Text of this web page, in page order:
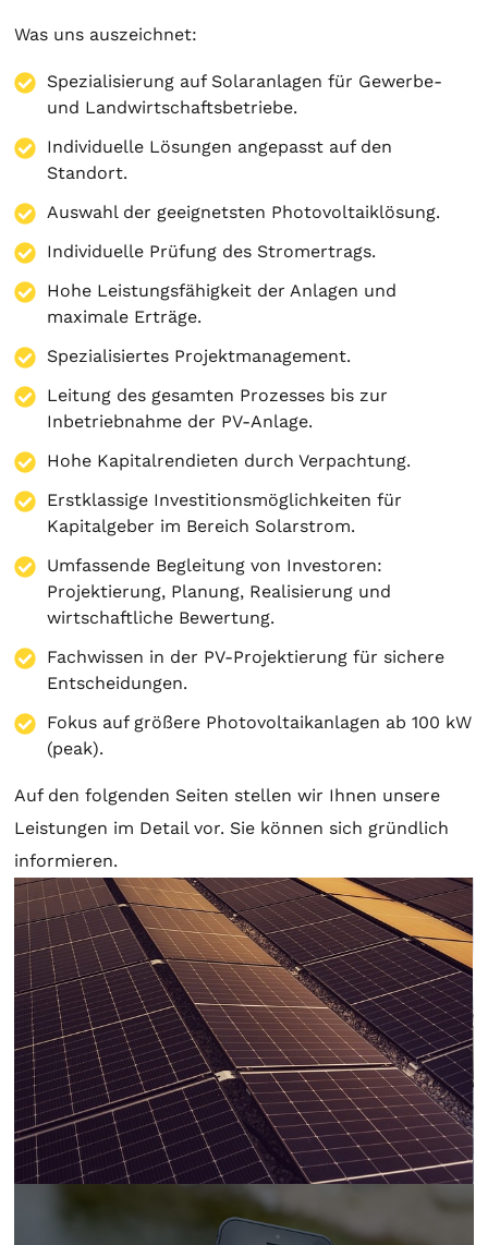
Was uns auszeichnet:
Spezialisierung auf Solaranlagen für Gewerbe-
und Landwirtschaftsbetriebe.
Individuelle Lösungen angepasst auf den
Standort.
Auswahl der geeignetsten Photovoltaiklösung.
Individuelle Prüfung des Stromertrags.
Hohe Leistungsfähigkeit der Anlagen und
maximale Erträge.
Spezialisiertes Projektmanagement.
Leitung des gesamten Prozesses bis zur
Inbetriebnahme der PV-Anlage.
Hohe Kapitalrendieten durch Verpachtung.
Erstklassige Investitionsmöglichkeiten für
Kapitalgeber im Bereich Solarstrom.
Umfassende Begleitung von Investoren:
Projektierung, Planung, Realisierung und
wirtschaftliche Bewertung.
Fachwissen in der PV-Projektierung für sichere
Entscheidungen.
Fokus auf größere Photovoltaikanlagen ab 100 kW
(peak).
Auf den folgenden Seiten stellen wir Ihnen unsere
Leistungen im Detail vor. Sie können sich gründlich
informieren.